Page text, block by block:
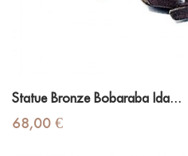
Statue Bronze Bobaraba Ida...
Prix
68,00 €